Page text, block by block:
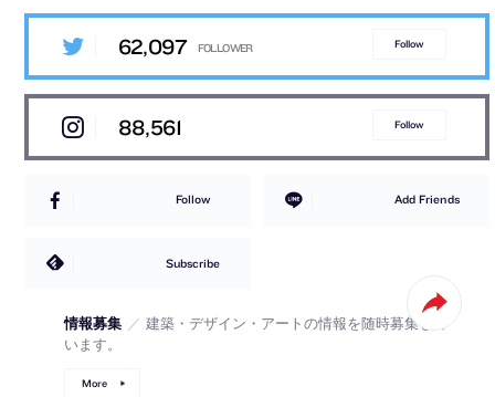
62,097 Follow
88,561 Follow
Follow Add Friends
Subscribe
情報募集 ／ 建築・デザイン・アートの情報を随時募集して
います。
More